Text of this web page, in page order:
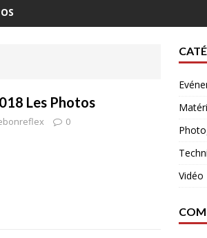
Les Photos
0
Vidéo